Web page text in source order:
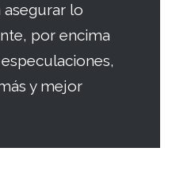
lo
por encima
y mejor